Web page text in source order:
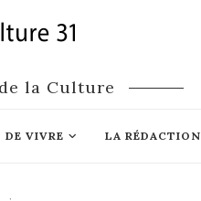
la Culture
DE VIVRE LA RÉDACTION